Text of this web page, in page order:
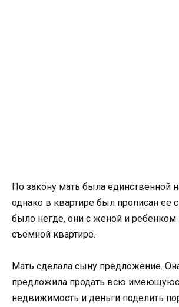
По закону мать была единственной
однако в квартире был прописан ее
было негде, они с женой и
съемной квартире.
Мать сделала сыну предложение.
предложила продать всю
недвижимость и деньги поделить